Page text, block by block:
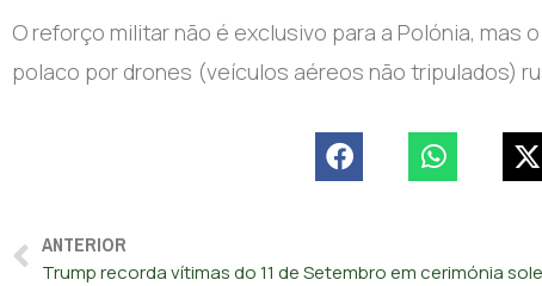
O reforço militar não é exclusivo para a Polónia,
polaco por drones (veículos aéreos não tripulados)
ANTERIOR